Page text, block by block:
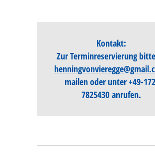
Kontakt:
Zur Terminreservierung
mailen oder unter +49-
7825430 anrufen.